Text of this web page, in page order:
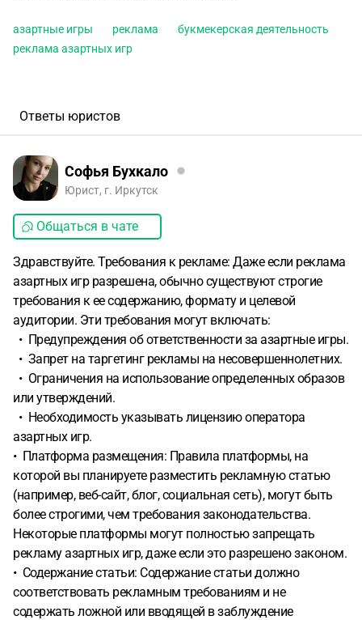
азартные игры реклама
букмекерская деятельность
реклама азартных игр
Ответы юристов
Софья Бухкало
Юрист, г. Иркутск
Общаться в чате
Здравствуйте. Требования к рекламе: Даже если реклама
азартных игр разрешена, обычно существуют строгие
требования к ее содержанию, формату и целевой
аудитории. Эти требования могут включать:
• Предупреждения об ответственности за азартные игры.
• Запрет на таргетинг рекламы на несовершеннолетних.
• Ограничения на использование определенных образов
или утверждений.
• Необходимость указывать лицензию оператора
азартных игр.
• Платформа размещения: Правила платформы, на
которой вы планируете разместить рекламную статью
(например, веб-сайт, блог, социальная сеть), могут быть
более строгими, чем требования законодательства.
Некоторые платформы могут полностью запрещать
рекламу азартных игр, даже если это разрешено законом.
• Содержание статьи: Содержание статьи должно
соответствовать рекламным требованиям и не
содержать ложной или вводящей в заблуждение